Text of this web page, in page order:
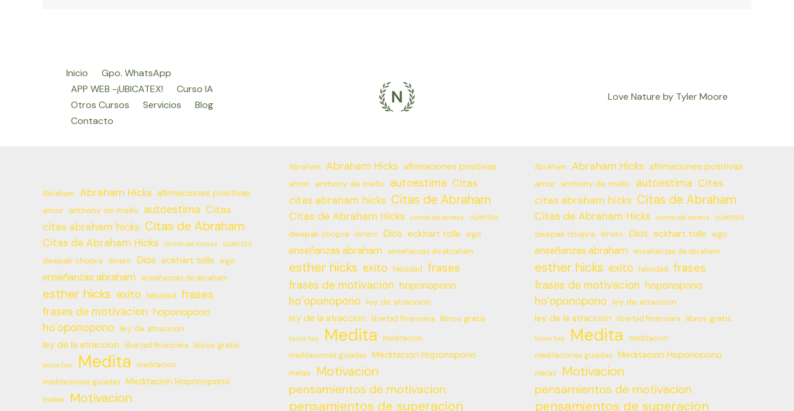
Inicio
Gpo. WhatsApp
APP WEB -¡UBICATEX!
Curso IA
Otros Cursos
Servicios
Blog
Contacto
Love Nature by Tyler Moore
Abraham Abraham Hicks afirmaciones positivas
amor anthony de mello autoestima Citas
citas abraham hicks Citas de Abraham
Citas de Abraham Hicks control del estress cuentos
deepak chopra dinero Dios eckhart tolle ego
enseñanzas abraham enseñanzas de abraham
esther hicks exito felicidad frases
frases de motivacion hoponopono
ho’oponopono ley de atraccion
ley de la atraccion libertad financiera libros gratis
louise hay Medita
meditacion
meditaciones guiadas
Meditacion Hoponopono
metas Motivacion
Abraham Abraham Hicks afirmaciones positivas
amor anthony de mello autoestima Citas
citas abraham hicks Citas de Abraham
Citas de Abraham Hicks control del estress cuentos
deepak chopra dinero Dios eckhart tolle ego
enseñanzas abraham enseñanzas de abraham
esther hicks exito felicidad frases
frases de motivacion hoponopono
ho’oponopono ley de atraccion
ley de la atraccion libertad financiera libros gratis
louise hay Medita
meditacion
meditaciones guiadas
Meditacion Hoponopono
metas Motivacion
pensamientos de motivacion
pensamientos de superacion
Abraham Abraham Hicks afirmaciones positivas
amor anthony de mello autoestima Citas
citas abraham hicks Citas de Abraham
Citas de Abraham Hicks control del estress cuentos
deepak chopra dinero Dios eckhart tolle ego
enseñanzas abraham enseñanzas de abraham
esther hicks exito felicidad frases
frases de motivacion hoponopono
ho’oponopono ley de atraccion
ley de la atraccion libertad financiera libros gratis
louise hay Medita
meditacion
meditaciones guiadas
Meditacion Hoponopono
metas Motivacion
pensamientos de motivacion
pensamientos de superacion